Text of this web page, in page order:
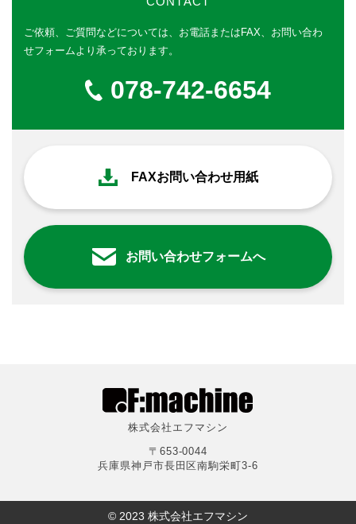
ご依頼、ご質問などについては、 お電話またはFAX、お問い合わ
せフォームより承っております。
078-742-6654
FAXお問い合わせ用紙
お問い合わせフォームへ
株式会社エフマシン
〒653-0044
兵庫県神戸市長田区南駒栄町3-6
© 2023 株式会社エフマシン